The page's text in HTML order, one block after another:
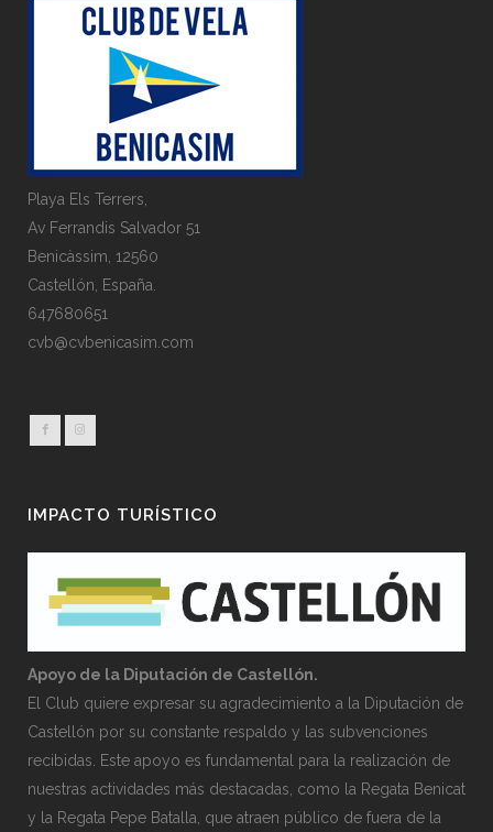
Playa Els Terrers,
Av Ferrandis Salvador 51
Benicàssim, 12560
Castellón, España.
647680651
cvb@cvbenicasim.com
IMPACTO TURÍSTICO
Apoyo de la Diputación de Castellón.
El Club quiere expresar su agradecimiento a la Diputación de
Castellón por su constante respaldo y las subvenciones
recibidas. Este apoyo es fundamental para la realización de
nuestras actividades más destacadas, como la Regata Benicat
y la Regata Pepe Batalla, que atraen público de fuera de la